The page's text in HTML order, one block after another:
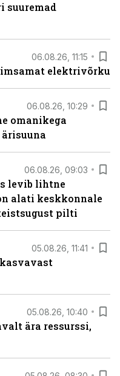
suuremad
06.08.26, 11:15
elektrivõrku
06.08.26, 10:29
omanikega
06.08.26, 09:03
levib lihtne
alati keskkonnale
pilti
05.08.26, 11:41
05.08.26, 10:40
ära ressurssi,